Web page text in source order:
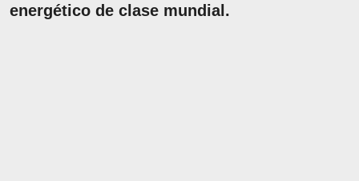
energético de clase mundial.